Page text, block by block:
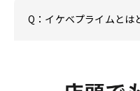
Q：イケベプライムとは